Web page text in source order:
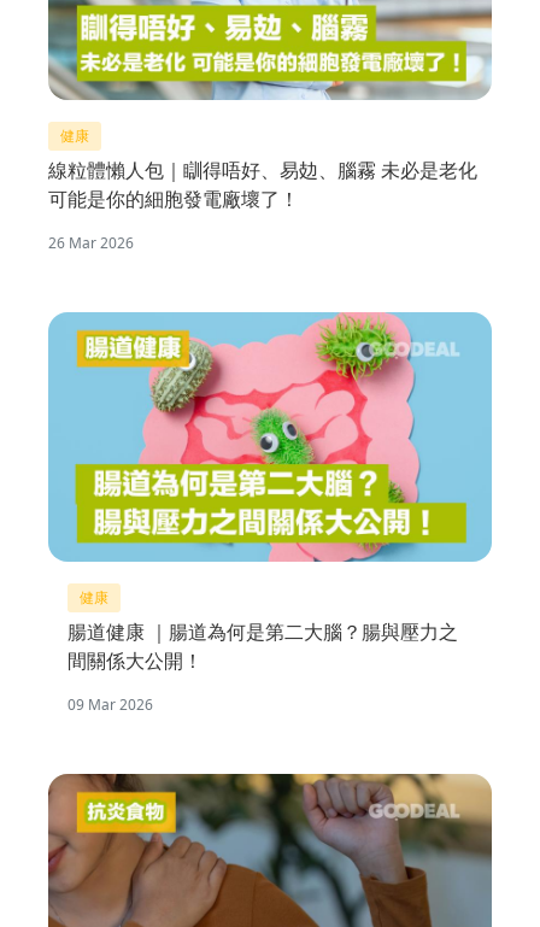
健康
線粒體懶人包｜瞓得唔好、易攰、腦霧 未必是老化
可能是你的細胞發電廠壞了！
26 Mar 2026
健康
腸道健康 ｜腸道為何是第二大腦？腸與壓力之
間關係大公開！
09 Mar 2026